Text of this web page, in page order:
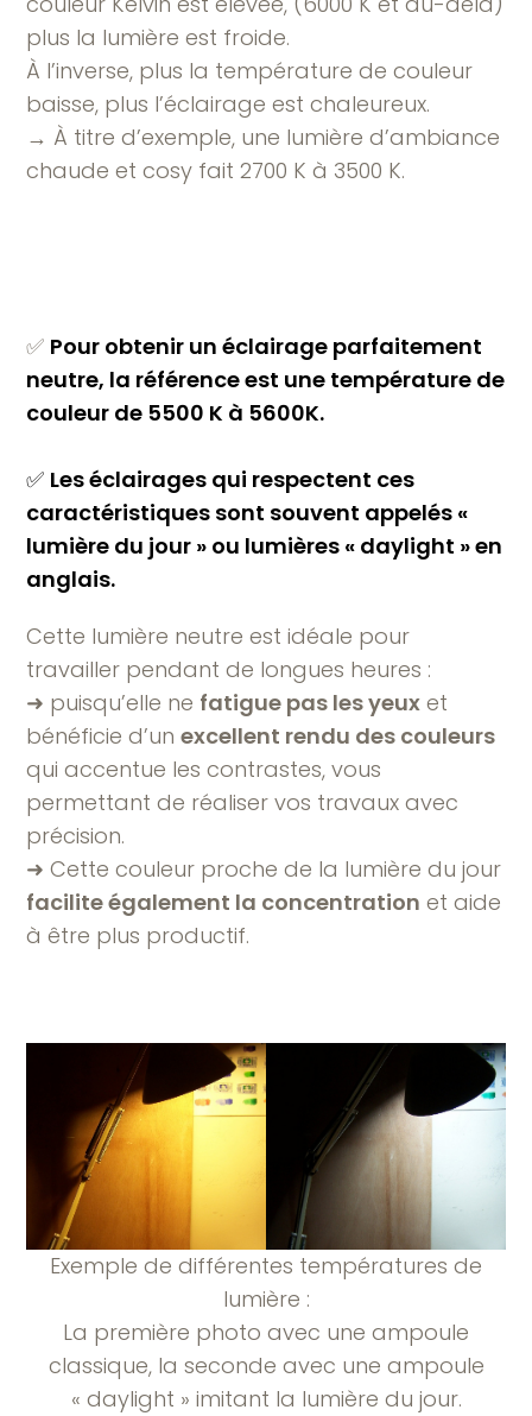
plus la lumière est froide.
À l’inverse, plus la température de couleur
baisse, plus l’éclairage est chaleureux.
→ À titre d’exemple, une lumière d’ambiance
chaude et cosy fait 2700 K à 3500 K.
✅ Pour obtenir un éclairage parfaitement
neutre, la référence est une température de
couleur de 5500 K à 5600K.
✅ Les éclairages qui respectent ces
caractéristiques sont souvent appelés «
lumière du jour » ou lumières « daylight » en
anglais.
Cette lumière neutre est idéale pour
travailler pendant de longues heures :
➜ puisqu’elle ne fatigue pas les yeux et
bénéficie d’unexcellent rendu des couleurs
qui accentue les contrastes, vous
permettant de réaliser vos travaux avec
précision.
➜ Cette couleur proche de la lumière du jour
facilite également la concentration et aide
à être plus productif.
Exemple de différentes températures de
lumière :
La première photo avec une ampoule
classique, la seconde avec une ampoule
« daylight » imitant la lumière du jour.